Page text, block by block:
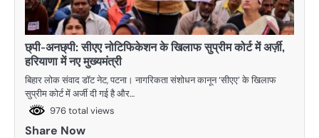
छ्पी-अनछ्पी: सीएए नोटिफिकेशन के खिलाफ सुप्रीम कोर्ट में अर्ज़ी,
हरियाणा में नए मुख्यमंत्री
बिहार लोक संवाद डॉट नेट, पटना। नागरिकता संशोधन कानून ‘सीएए’ के खिलाफ
सुप्रीम कोर्ट में अर्जी दी गई है और…
976 total views
Share Now